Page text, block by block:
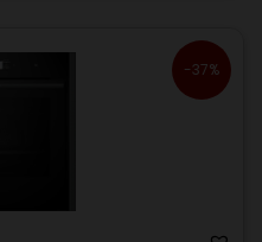
-37%